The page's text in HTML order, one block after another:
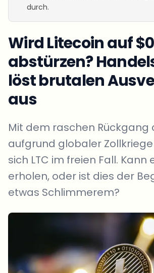
durch.
Wird Litecoin auf $0
abstürzen?
löst brutalen
aus
Mit dem raschen Rückgang
aufgrund globaler
sich LTC im freien Fall. Kann
erholen, oder ist dies der
etwas Schlimmerem?